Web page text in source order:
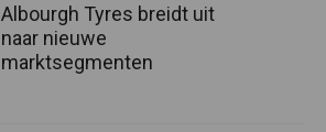
Albourgh Tyres breidt uit
naar nieuwe
marktsegmenten